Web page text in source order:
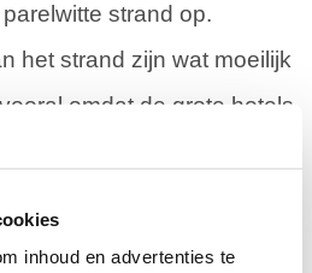
inhoud en advertenties te
strand op.
het strand zijn wat moeilijk
omdat de grote hotels
liggen en het niet mogelijk